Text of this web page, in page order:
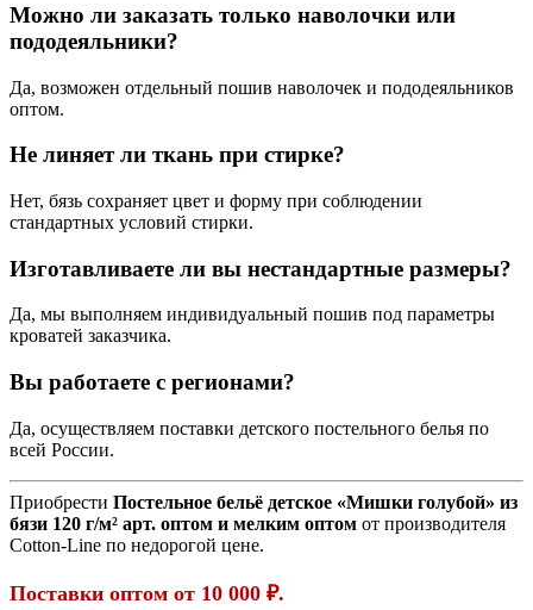
Можно ли заказать только наволочки или
пододеяльники?
Да, возможен отдельный пошив наволочек и пододеяльников
оптом.
Не линяет ли ткань при стирке?
Нет, бязь сохраняет цвет и форму при соблюдении
стандартных условий стирки.
Изготавливаете ли вы нестандартные размеры?
Да, мы выполняем индивидуальный пошив под параметры
кроватей заказчика.
Вы работаете с регионами?
Да, осуществляем поставки детского постельного белья по
всей России.
Приобрести Постельное бельё детское «Мишки голубой» из
бязи 120 г/м² арт. оптом и мелким оптом от производителя
Cotton-Line по недорогой цене.
Поставки оптом от 10 000 ₽.